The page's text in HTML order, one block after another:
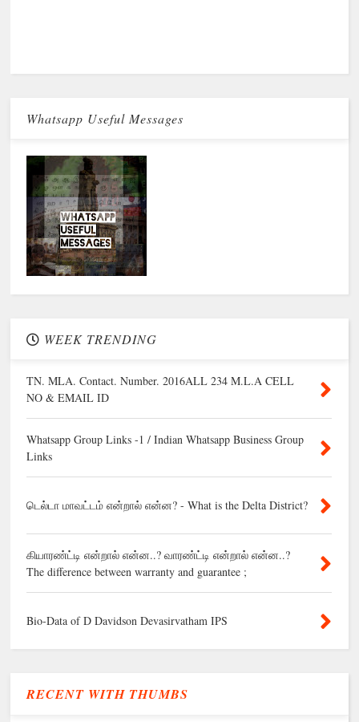
Whatsapp Useful Messages
WEEK TRENDING
TN. MLA. Contact. Number. 2016ALL 234 M.L.A CELL
NO & EMAIL ID
Whatsapp Group Links -1 / Indian Whatsapp Business Group
Links
டெல்டா மாவட்டம் என்றால் என்ன? - What is the Delta District?
கியாரண்ட்டி என்றால் என்ன..? வாரண்ட்டி என்றால் என்ன..?
The difference between warranty and guarantee ;
Bio-Data of D Davidson Devasirvatham IPS
RECENT WITH THUMBS